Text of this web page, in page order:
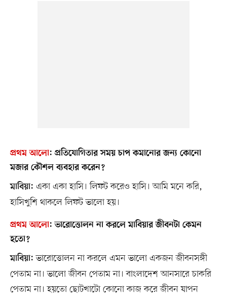
প্রথম আলো: প্রতিযোগিতার সময় চাপ কমানোর জন্য কোনো
মজার কৌশল ব্যবহার করেন?
মাবিয়া: একা একা হাসি। লিফট করেও হাসি। আমি মনে করি,
হাসিখুশি থাকলে লিফট ভালো হয়।
প্রথম আলো:ভারোত্তোলন না করলে মাবিয়ার জীবনটা কেমন
হতো?
মাবিয়া: ভারোত্তোলন না করলে এমন ভালো একজন জীবনসঙ্গী
পেতাম না। ভালো জীবন পেতাম না। বাংলাদেশ আনসারে চাকরি
পেতাম না। হয়তো ছোটখাটো কোনো কাজ করে জীবন যাপন